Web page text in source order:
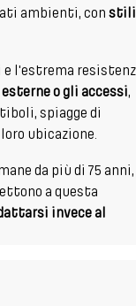
ambienti, con stili
l'estrema
o gli accessi,
spiagge di
ubicazione.
da più di 75 anni,
a questa
invece al